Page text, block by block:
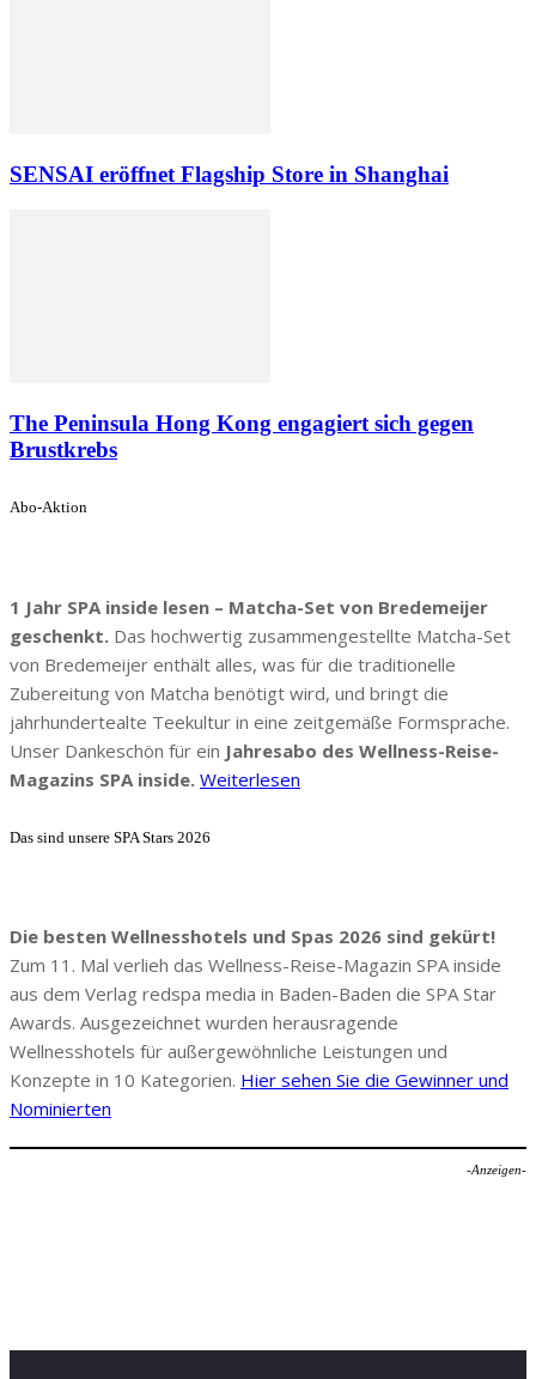
SENSAI eröffnet Flagship Store in Shanghai
The Peninsula Hong Kong engagiert sich gegen
Brustkrebs
Abo-Aktion
1 Jahr SPA inside lesen – Matcha-Set von Bredemeijer
geschenkt. Das hochwertig zusammengestellte Matcha-Set
von Bredemeijer enthält alles, was für die traditionelle
Zubereitung von Matcha benötigt wird, und bringt die
jahrhundertealte Teekultur in eine zeitgemäße Formsprache.
Unser Dankeschön für ein Jahresabo des Wellness-Reise-
Magazins SPA inside. Weiterlesen
Das sind unsere SPA Stars 2026
Die besten Wellnesshotels und Spas 2026 sind gekürt!
Zum 11. Mal verlieh das Wellness-Reise-Magazin SPA inside
aus dem Verlag redspa media in Baden-Baden die SPA Star
Awards. Ausgezeichnet wurden herausragende
Wellnesshotels für außergewöhnliche Leistungen und
Konzepte in 10 Kategorien. Hier sehen Sie die Gewinner und
Nominierten
-Anzeigen-